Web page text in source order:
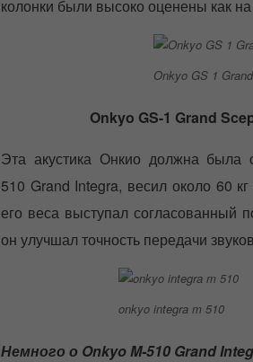
колонки были высоко оценены как
Onkyo GS 1
Onkyo GS-1 Grand
Эта акустика Онкио должна была
510 Grand Integra, весил около 60
его веса выступал согласованный
он улучшал точность передачи
onkyo integra m 510
Немного о Onkyo M-510 Grand